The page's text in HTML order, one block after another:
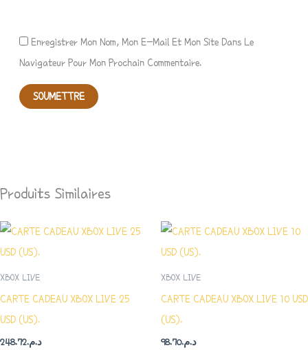
Enregistrer Mon Nom, Mon E-Mail Et Mon Site Dans Le
Navigateur Pour Mon Prochain Commentaire.
Produits Similaires
XBOX LIVE
CARTE CADEAU XBOX LIVE 25
USD (US).
د.م.248.72
XBOX LIVE
CARTE CADEAU XBOX LIVE 10 USD
(US).
د.م.98.70